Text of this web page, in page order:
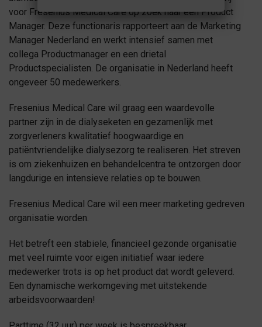
voor Fresenius Medical Care op zoek naar een Product
Manager. Deze functionaris rapporteert aan de Marketing
Manager Nederland en werkt intensief samen met
collega Productmanager en een drietal
Productspecialisten. De organisatie in Nederland heeft
ongeveer 50 medewerkers.
Fresenius Medical Care wil graag een waardevolle
partner zijn in de dialyseketen en gezamenlijk met
zorgverleners kwalitatief hoogwaardige en
patiëntvriendelijke dialysezorg te realiseren. Het streven
is om ziekenhuizen en behandelcentra te ontzorgen door
langdurige en intensieve relaties op te bouwen.
Fresenius Medical Care wil een meer marketing gedreven
organisatie worden.
Het betreft een stabiele, financieel gezonde organisatie
met veel ruimte voor eigen initiatief waar iedere
medewerker trots is op het product dat wordt geleverd.
Een dynamische werkomgeving met uitstekende
arbeidsvoorwaarden!